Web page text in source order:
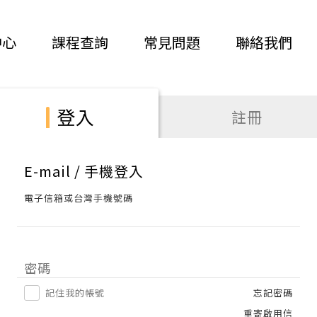
課程查詢 常見問題 聯絡我們
登入 註冊
E-mail / 手機登入
電子信箱或台灣手機號碼
密碼
記住我的帳號
忘記密碼
重寄啟用信